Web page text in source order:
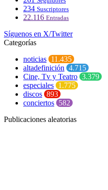
234 Suscriptores
22.116 Entradas
Síguenos en X/Twitter
Categorías
noticias 11.435
altadefinición 4.715
Cine, Tv y Teatro 3.379
especiales 1.775
discos 893
conciertos 582
Publicaciones aleatorias